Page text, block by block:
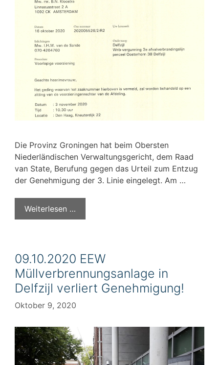
Die Provinz Groningen hat beim Obersten
Niederländischen Verwaltungsgericht, dem Raad
van State, Berufung gegen das Urteil zum Entzug
der Genehmigung der 3. Linie eingelegt. Am …
Weiterlesen …
09.10.2020 EEW
Müllverbrennungsanlage in
Delfzijl verliert Genehmigung!
Oktober 9, 2020